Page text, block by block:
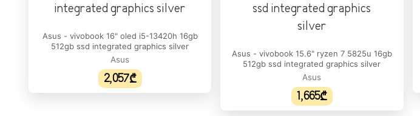
DCI-P3 ფერთა დიაპაზონი:
პროცესორის/ჩიპსეტის ტიპი:
პროცესორის მოდელი:
ბირთვების რაოდენობა:
Asus - vivobook 16" oled i5-13420h 16gb
512gb ssd integrated graphics silver
Asus
2,057₾
Asus - vivobook 15.6" ryzen 7 5825u 16gb
512gb ssd integrated graphics silver
Asus
1,665₾